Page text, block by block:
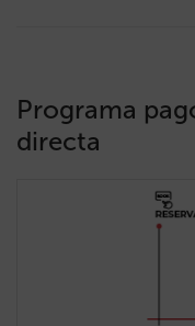
Programa
directa